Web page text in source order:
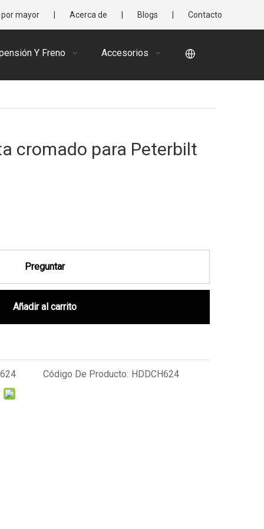
mayor Acerca de Blogs Contacto
Y Freno Accesorios
cromado para Peterbilt
Preguntar
Añadir al carrito
Código De Producto: HDDCH624